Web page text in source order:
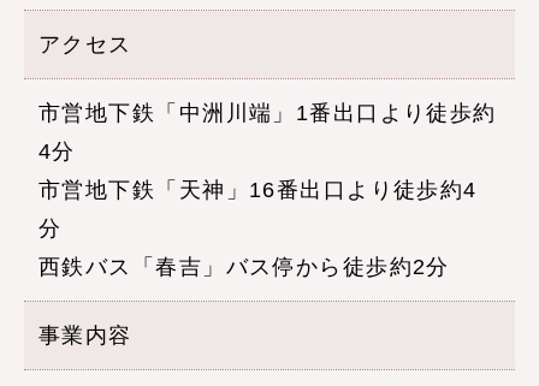
アクセス
市営地下鉄「中洲川端」1番出口より徒歩約
4分
市営地下鉄「天神」16番出口より徒歩約4
分
西鉄バス「春吉」バス停から徒歩約2分
事業内容